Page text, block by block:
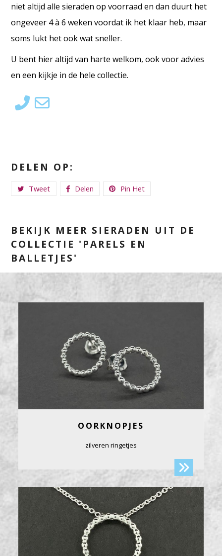
niet altijd alle sieraden op voorraad en dan duurt het
ongeveer 4 à 6 weken voordat ik het klaar heb, maar
soms lukt het ook wat sneller.
U bent hier altijd van harte welkom, ook voor advies
en een kijkje in de hele collectie.
DELEN OP:
Tweet Delen Pin Het
BEKIJK MEER SIERADEN UIT DE
COLLECTIE 'PARELS EN
BALLETJES'
OORKNOPJES
zilveren ringetjes